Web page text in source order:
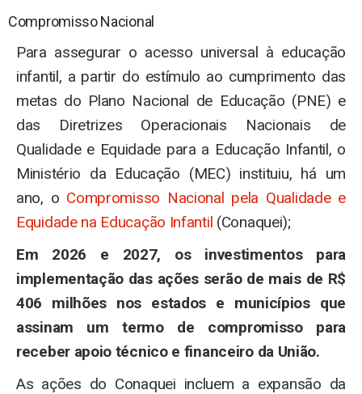
Compromisso Nacional
Para assegurar o acesso universal à educação
infantil, a partir do estímulo ao cumprimento das
metas do Plano Nacional de Educação (PNE) e
das Diretrizes Operacionais Nacionais de
Qualidade e Equidade para a Educação Infantil, o
Ministério da Educação (MEC) instituiu, há um
ano, o Compromisso Nacional pela Qualidade e
Equidade na Educação Infantil (Conaquei);
Em 2026 e 2027, os investimentos para
implementação das ações serão de mais de R$
406 milhões nos estados e municípios que
assinam um termo de compromisso para
receber apoio técnico e financeiro da União.
As ações do Conaquei incluem a expansão da